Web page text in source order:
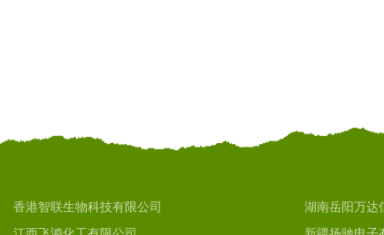
香港智联生物科技有限公司 湖南岳阳万达